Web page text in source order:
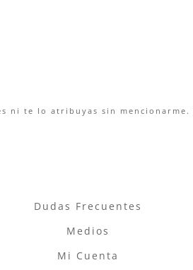
ni te lo atribuyas sin mencionarme.
Dudas Frecuentes
Medios
Mi Cuenta